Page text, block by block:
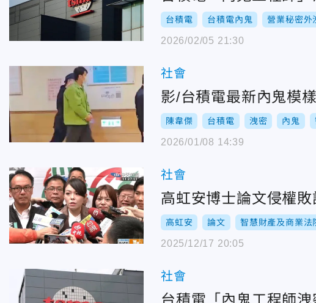
台積電 台積電內鬼 營業秘密外
2026/02/05 21:30
社會
影/台積電最新內鬼模
陳韋傑 台積電 洩密 內鬼
2026/01/08 14:39
社會
高虹安博士論文侵權
高虹安 論文 智慧財產及商業法
2025/12/17 20:05
社會
台積電「內鬼工程師